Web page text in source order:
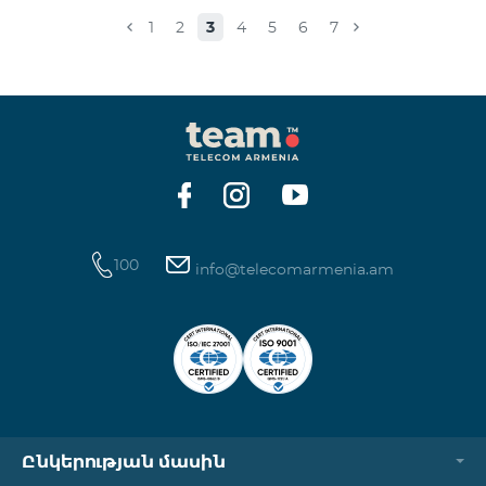
Իսակովի պողոտա 3/7 09:00-18:00 09:00-18:00
Ավանեսովի 8/1-2 10:00-23:00 09:00-18:00 09:00-18:00
Արշակունյաց պողոտա 34/3 09:00-18:00 10:00-23:00
10:00-23:00 Արտաշիսյան փողոց 85/14 09:00-18:00 0
1 2 3 4 5 6 7
100 info@telecomarmenia.am
Ընկերության մասին